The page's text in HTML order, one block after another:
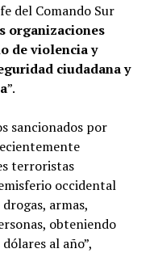
del Comando Sur
organizaciones
de violencia y
ciudadana y
”.
sancionados por
terroristas
occidental
armas,
obteniendo
al año”,